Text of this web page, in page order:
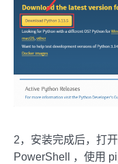
2，安装完成后，打
PowerShell ，使用